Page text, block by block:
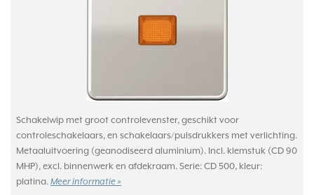
Schakelwip met groot controlevenster, geschikt voor
controleschakelaars, en schakelaars/pulsdrukkers met verlichting.
Metaaluitvoering (geanodiseerd aluminium). Incl. klemstuk (CD 90
MHP), excl. binnenwerk en afdekraam. Serie: CD 500, kleur:
platina. Meer informatie »